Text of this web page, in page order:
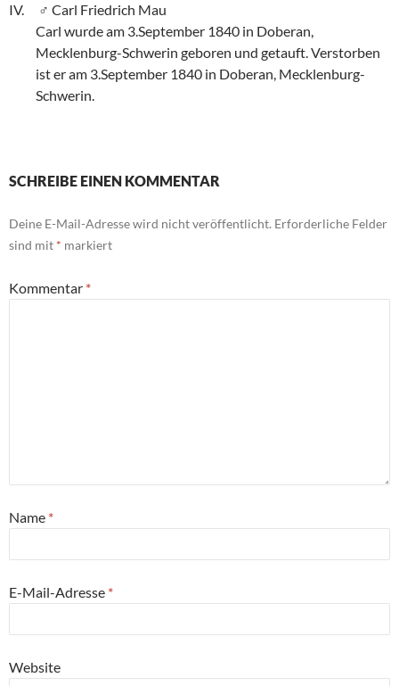
Carl Friedrich Mau
Carl wurde am 3.September 1840 in Doberan,
Mecklenburg-Schwerin geboren und getauft. Verstorben
ist er am 3.September 1840 in Doberan, Mecklenburg-
Schwerin.
SCHREIBE EINEN KOMMENTAR
Deine E-Mail-Adresse wird nicht veröffentlicht. Erforderliche Felder
sind mit * markiert
Kommentar *
Name *
E-Mail-Adresse *
Website